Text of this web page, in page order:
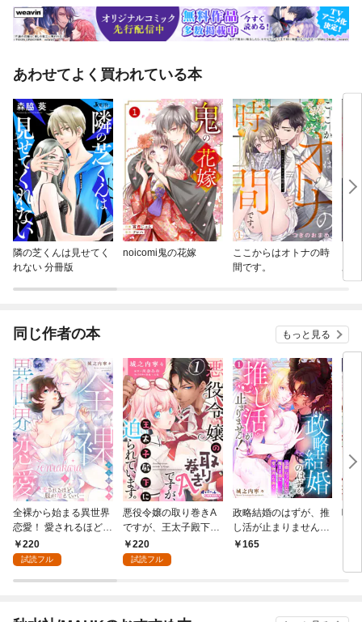
あわせてよく買われている本
隣の芝くんは見せてく
れない 分冊版
noicomi鬼の花嫁
ここからはオトナの時
間です。
あ
同
同じ作者の本 もっと見る
全裸から始まる異世界
恋愛！ 愛されるほど、
服が増えていく…【単
話】 1
220
試読フル
悪役令嬢の取り巻きA
ですが、王太子殿下に
迫られています。１
220
試読フル
政略結婚のはずが、推
し活が止まりません！
～冷徹（なフリした）
165
嘘